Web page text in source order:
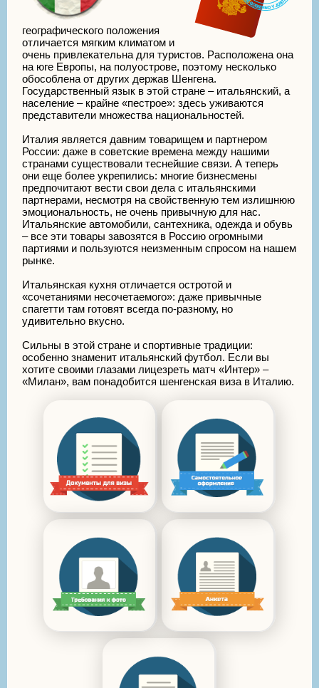
географического положения
отличается мягким климатом и
очень привлекательна для туристов. Расположена она
на юге Европы, на полуострове, поэтому несколько
обособлена от других держав Шенгена.
Государственный язык в этой стране – итальянский, а
население – крайне «пестрое»: здесь уживаются
представители множества национальностей.
Италия является давним товарищем и партнером
России: даже в советские времена между нашими
странами существовали теснейшие связи. А теперь
они еще более укрепились: многие бизнесмены
предпочитают вести свои дела с итальянскими
партнерами, несмотря на свойственную тем излишнюю
эмоциональность, не очень привычную для нас.
Итальянские автомобили, сантехника, одежда и обувь
– все эти товары завозятся в Россию огромными
партиями и пользуются неизменным спросом на нашем
рынке.
Итальянская кухня отличается остротой и
«сочетаниями несочетаемого»: даже привычные
спагетти там готовят всегда по-разному, но
удивительно вкусно.
Сильны в этой стране и спортивные традиции:
особенно знаменит итальянский футбол. Если вы
хотите своими глазами лицезреть матч «Интер» –
«Милан», вам понадобится шенгенская виза в Италию.